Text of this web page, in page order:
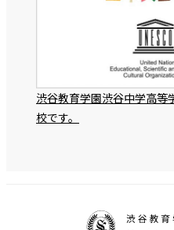
渋谷教育学園渋谷中学高等
校です。